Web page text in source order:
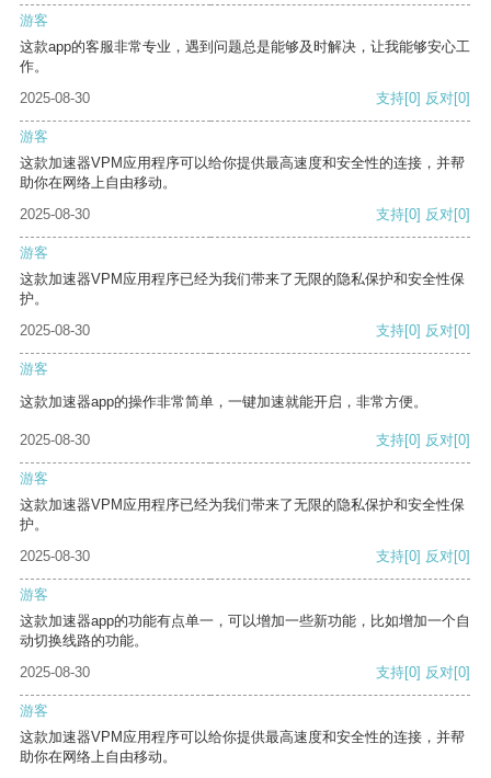
游客
这款app的客服非常专业，遇到问题总是能够及时解决，让我能够安心工
作。
2025-08-30
支持[0] 反对[0]
游客
这款加速器VPM应用程序可以给你提供最高速度和安全性的连接，并帮
助你在网络上自由移动。
2025-08-30
支持[0] 反对[0]
游客
这款加速器VPM应用程序已经为我们带来了无限的隐私保护和安全性保
护。
2025-08-30
支持[0] 反对[0]
游客
这款加速器app的操作非常简单，一键加速就能开启，非常方便。
2025-08-30 支持[0] 反对[0]
游客
这款加速器VPM应用程序已经为我们带来了无限的隐私保护和安全性保
护。
2025-08-30
支持[0] 反对[0]
游客
这款加速器app的功能有点单一，可以增加一些新功能，比如增加一个自
动切换线路的功能。
2025-08-30
支持[0] 反对[0]
游客
这款加速器VPM应用程序可以给你提供最高速度和安全性的连接，并帮
助你在网络上自由移动。